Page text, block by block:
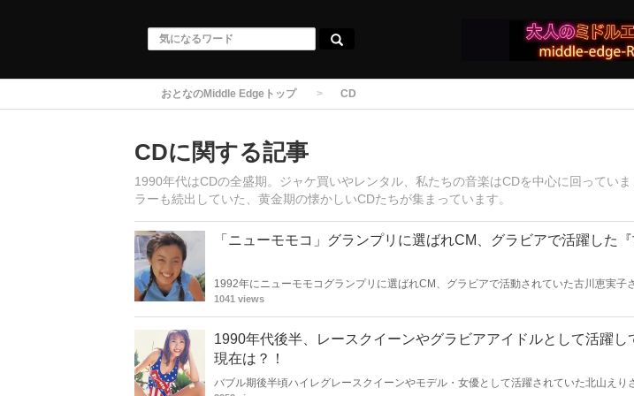
おとなのMiddle Edgeトップ CD
CDに関する記事
1990年代はCDの全盛期。ジャケ買いやレンタル、私たちの音楽はCDを中心に回ってい
ラーも続出していた、黄金期の懐かしいCDたちが集まっています。
「ニューモモコ」グランプリに選ばれCM、グラビアで活躍した
1992年にニューモモコグランプリに選ばれCM、グラビアで活動されていた古川恵実子
ジオDJを担当されていましたが、以降メディアで見かけなくなりました。気になりまと
1041 views
1990年代後半、レースクイーンやグラビアアイドルとして活躍し
現在は？！
バブル期後半頃ハイレグレースクイーンやモデル・女優として活躍されていた北山えり